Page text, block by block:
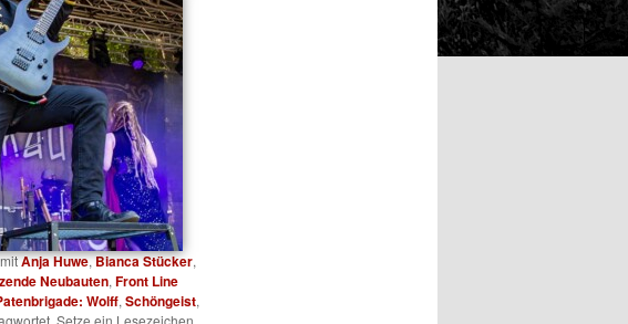
Anja Huwe,Bianca Stücker,
Neubauten, Front Line
Wolff, Schöngeist,
Setze ein Lesezeichen